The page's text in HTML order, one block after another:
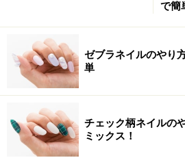
もらえるキラキラ感と子供っぽく
可愛らしさを前面に出したネイル
ネイルアートレシピを見る
ティアラ配置で決めるス
■大人のストーン使いで見せる！
「大人のストーン使い」とデザ
アートテクニックをご紹介します。
で簡
ゼブラネイルのやり
単
チェック柄ネイルの
ミックス！